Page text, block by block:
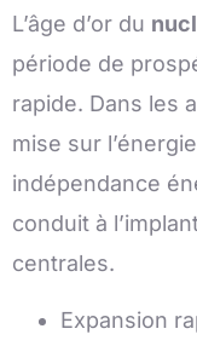
L’âge d’or du
période de
rapide. Dans les
mise sur
indépendance
conduit à
centrales.
Expansion